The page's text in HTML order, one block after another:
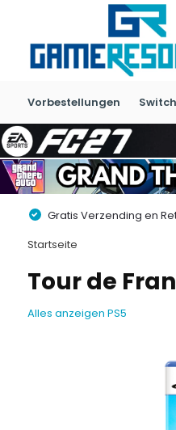
Vorbestellungen
Gratis Verzending en
Startseite
Tour de
Alles anzeigen PS5